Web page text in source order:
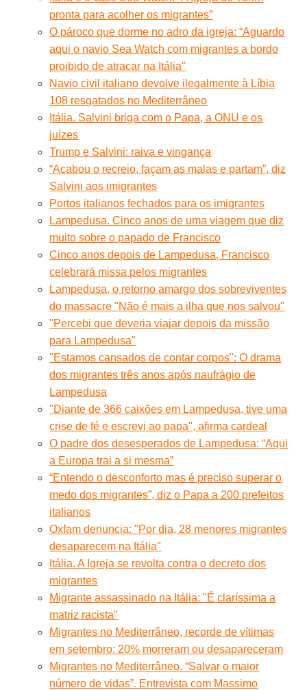
pronta para acolher os migrantes”
O pároco que dorme no adro da igreja: “Aguardo
aqui o navio Sea Watch com migrantes a bordo
proibido de atracar na Itália"
Navio civil italiano devolve ilegalmente à Líbia
108 resgatados no Mediterrâneo
Itália. Salvini briga com o Papa, a ONU e os
juízes
Trump e Salvini: raiva e vingança
“Acabou o recreio, façam as malas e partam”, diz
Salvini aos imigrantes
Portos italianos fechados para os imigrantes
Lampedusa. Cinco anos de uma viagem que diz
muito sobre o papado de Francisco
Cinco anos depois de Lampedusa, Francisco
celebrará missa pelos migrantes
Lampedusa, o retorno amargo dos sobreviventes
do massacre "Não é mais a ilha que nos salvou"
"Percebi que deveria viajar depois da missão
para Lampedusa"
"Estamos cansados de contar corpos": O drama
dos migrantes três anos após naufrágio de
Lampedusa
"Diante de 366 caixões em Lampedusa, tive uma
crise de fé e escrevi ao papa", afirma cardeal
O padre dos desesperados de Lampedusa: “Aqui
a Europa trai a si mesma”
“Entendo o desconforto mas é preciso superar o
medo dos migrantes”, diz o Papa a 200 prefeitos
italianos
Oxfam denuncia: "Por dia, 28 menores migrantes
desaparecem na Itália"
Itália. A Igreja se revolta contra o decreto dos
migrantes
Migrante assassinado na Itália: "É claríssima a
matriz racista"
Migrantes no Mediterrâneo, recorde de vítimas
em setembro: 20% morreram ou desapareceram
Migrantes no Mediterrâneo. “Salvar o maior
número de vidas”. Entrevista com Massimo